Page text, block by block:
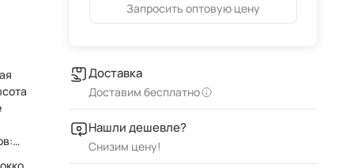
Запросить оптовую цену
Доставка
Доставим бесплатно
Нашли дешевле?
Снизим цену!